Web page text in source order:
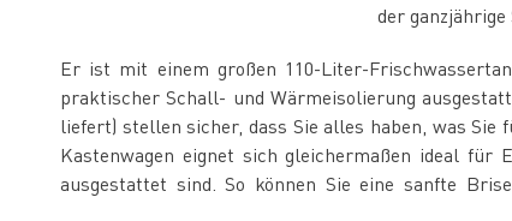
der
Er ist mit einem großen 110-Liter-
praktischer Schall- und Wärmeisolierung
liefert) stellen sicher, dass Sie alles haben, was
Kastenwagen eignet sich gleichermaßen ideal für
ausgestattet sind. So können Sie eine sanfte